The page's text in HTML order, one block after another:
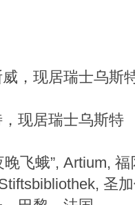
，现居瑞士乌斯
现居瑞士乌斯特
飞蛾”, Artium, 福
圣